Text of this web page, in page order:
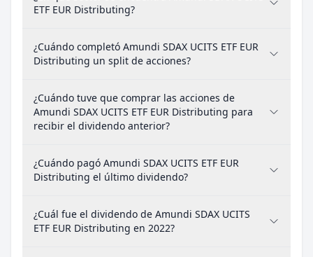
ETF EUR Distributing?
¿Cuándo completó Amundi SDAX UCITS ETF EUR
Distributing un split de acciones?
¿Cuándo tuve que comprar las acciones de
Amundi SDAX UCITS ETF EUR Distributing para
recibir el dividendo anterior?
¿Cuándo pagó Amundi SDAX UCITS ETF EUR
Distributing el último dividendo?
¿Cuál fue el dividendo de Amundi SDAX UCITS
ETF EUR Distributing en 2022?